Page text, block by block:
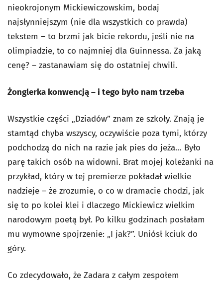
nieokrojonym Mickiewiczowskim, bodaj
najsłynniejszym (nie dla wszystkich co prawda)
tekstem – to brzmi jak bicie rekordu, jeśli nie na
olimpiadzie, to co najmniej dla Guinnessa. Za jaką
cenę? – zastanawiam się do ostatniej chwili.
Żonglerka konwencją – i tego było nam trzeba
Wszystkie części „Dziadów” znam ze szkoły. Znają je
stamtąd chyba wszyscy, oczywiście poza tymi, którzy
podchodzą do nich na razie jak pies do jeża… Było
parę takich osób na widowni. Brat mojej koleżanki na
przykład, który w tej premierze pokładał wielkie
nadzieje – że zrozumie, o co w dramacie chodzi, jak
się to po kolei klei i dlaczego Mickiewicz wielkim
narodowym poetą był. Po kilku godzinach posłałam
mu wymowne spojrzenie: „I jak?”. Uniósł kciuk do
góry.
Co zdecydowało, że Zadara z całym zespołem